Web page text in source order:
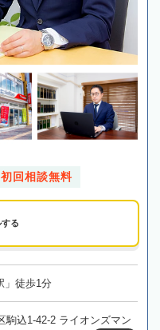
初回相談無料
る
」徒歩1分
駒込1-42-2 ライオンズマン